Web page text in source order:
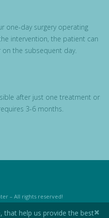
one-day surgery operating
intervention, the patient can
the subsequent day.
after just one treatment or
3-6 months.
– All rights reserved!
×
that help us provide the best